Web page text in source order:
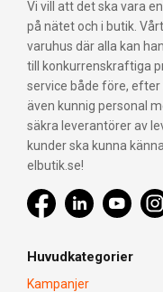
Vi vill att det ska vara
på nätet och i butik.
varuhus där alla kan
till konkurrenskraftiga
service både före, efter
även kunnig personal
säkra leverantörer av
kunder ska kunna
elbutik.se!
Huvudkategorier
Kampanjer